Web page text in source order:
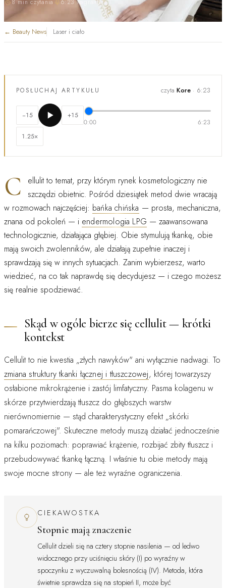
8 min czytania 6:23 nagrania
← Beauty News Laser i ciało
POSŁUCHAJ ARTYKUŁU czyta Kore · 6:23
−15
+15
0:00
6:23
1.25×
C
ellulit to temat, przy którym rynek kosmetologiczny nie
szczędzi obietnic. Pośród dziesiątek metod dwie wracają
w rozmowach najczęściej: bańka chińska — prosta, mechaniczna,
znana od pokoleń — i endermologia LPG — zaawansowana
technologicznie, działająca głębiej. Obie stymulują tkankę, obie
mają swoich zwolenników, ale działają zupełnie inaczej i
sprawdzają się w innych sytuacjach. Zanim wybierzesz, warto
wiedzieć, na co tak naprawdę się decydujesz — i czego możesz
się realnie spodziewać.
Skąd w ogóle bierze się cellulit — krótki
kontekst
Cellulit to nie kwestia „złych nawyków" ani wyłącznie nadwagi. To
zmiana struktury tkanki łącznej i tłuszczowej, której towarzyszy
osłabione mikrokrążenie i zastój limfatyczny. Pasma kolagenu w
skórze przytwierdzają tłuszcz do głębszych warstw
nierównomiernie — stąd charakterystyczny efekt „skórki
pomarańczowej". Skuteczne metody muszą działać jednocześnie
na kilku poziomach: poprawiać krążenie, rozbijać zbity tłuszcz i
przebudowywać tkankę łączną. I właśnie tu obie metody mają
swoje mocne strony — ale też wyraźne ograniczenia.
CIEKAWOSTKA
Stopnie mają znaczenie
Cellulit dzieli się na cztery stopnie nasilenia — od ledwo
widocznego przy uciśnięciu skóry (I) po wyraźny w
spoczynku z wyczuwalną bolesnością (IV). Metoda, która
świetnie sprawdza się na stopień II, może być